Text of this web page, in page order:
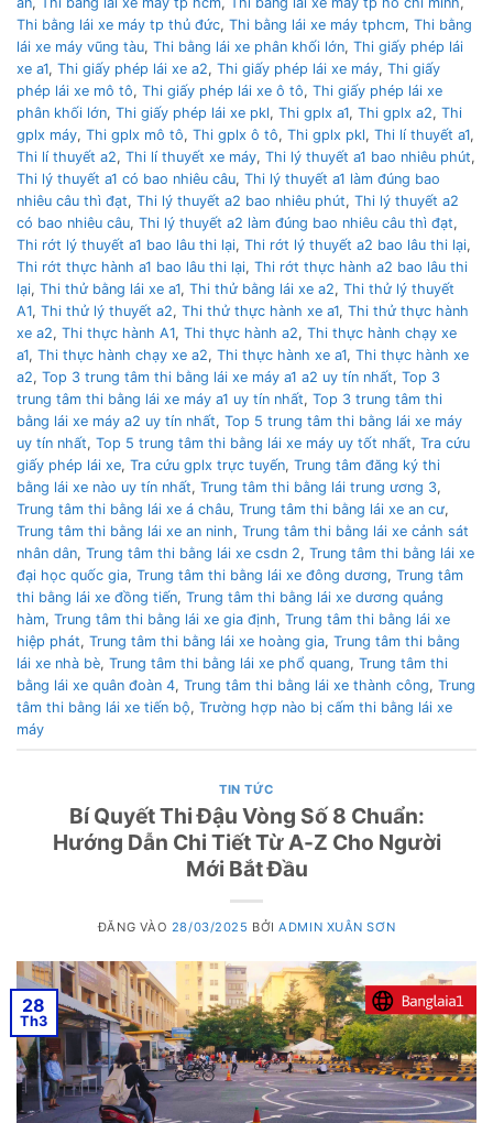
Thi bằng lái xe máy tp thủ đức, Thi bằng lái xe máy tphcm, Thi bằng
lái xe máy vũng tàu, Thi bằng lái xe phân khối lớn, Thi giấy phép lái
xe a1, Thi giấy phép lái xe a2, Thi giấy phép lái xe máy, Thi giấy
phép lái xe mô tô, Thi giấy phép lái xe ô tô, Thi giấy phép lái xe
phân khối lớn, Thi giấy phép lái xe pkl, Thi gplx a1, Thi gplx a2, Thi
gplx máy, Thi gplx mô tô, Thi gplx ô tô, Thi gplx pkl, Thi lí thuyết a1,
Thi lí thuyết a2, Thi lí thuyết xe máy, Thi lý thuyết a1 bao nhiêu phút,
Thi lý thuyết a1 có bao nhiêu câu, Thi lý thuyết a1 làm đúng bao
nhiêu câu thì đạt, Thi lý thuyết a2 bao nhiêu phút, Thi lý thuyết a2
có bao nhiêu câu, Thi lý thuyết a2 làm đúng bao nhiêu câu thì đạt,
Thi rớt lý thuyết a1 bao lâu thi lại, Thi rớt lý thuyết a2 bao lâu thi lại,
Thi rớt thực hành a1 bao lâu thi lại, Thi rớt thực hành a2 bao lâu thi
lại, Thi thử bằng lái xe a1, Thi thử bằng lái xe a2, Thi thử lý thuyết
A1, Thi thử lý thuyết a2, Thi thử thực hành xe a1, Thi thử thực hành
xe a2, Thi thực hành A1, Thi thực hành a2, Thi thực hành chạy xe
a1, Thi thực hành chạy xe a2, Thi thực hành xe a1, Thi thực hành xe
a2, Top 3 trung tâm thi bằng lái xe máy a1 a2 uy tín nhất, Top 3
trung tâm thi bằng lái xe máy a1 uy tín nhất, Top 3 trung tâm thi
bằng lái xe máy a2 uy tín nhất, Top 5 trung tâm thi bằng lái xe máy
uy tín nhất, Top 5 trung tâm thi bằng lái xe máy uy tốt nhất, Tra cứu
giấy phép lái xe, Tra cứu gplx trực tuyến, Trung tâm đăng ký thi
bằng lái xe nào uy tín nhất, Trung tâm thi bằng lái trung ương 3,
Trung tâm thi bằng lái xe á châu, Trung tâm thi bằng lái xe an cư,
Trung tâm thi bằng lái xe an ninh, Trung tâm thi bằng lái xe cảnh sát
nhân dân, Trung tâm thi bằng lái xe csdn 2, Trung tâm thi bằng lái xe
đại học quốc gia, Trung tâm thi bằng lái xe đông dương, Trung tâm
thi bằng lái xe đồng tiến, Trung tâm thi bằng lái xe dương quảng
hàm, Trung tâm thi bằng lái xe gia định, Trung tâm thi bằng lái xe
hiệp phát, Trung tâm thi bằng lái xe hoàng gia, Trung tâm thi bằng
lái xe nhà bè, Trung tâm thi bằng lái xe phổ quang, Trung tâm thi
bằng lái xe quân đoàn 4, Trung tâm thi bằng lái xe thành công, Trung
tâm thi bằng lái xe tiến bộ, Trường hợp nào bị cấm thi bằng lái xe
máy
TIN TỨC
Bí Quyết Thi Đậu Vòng Số 8 Chuẩn:
Hướng Dẫn Chi Tiết Từ A-Z Cho Người
Mới Bắt Đầu
ĐĂNG VÀO 28/03/2025 BỞIADMIN XUÂN SƠN
28
Th3